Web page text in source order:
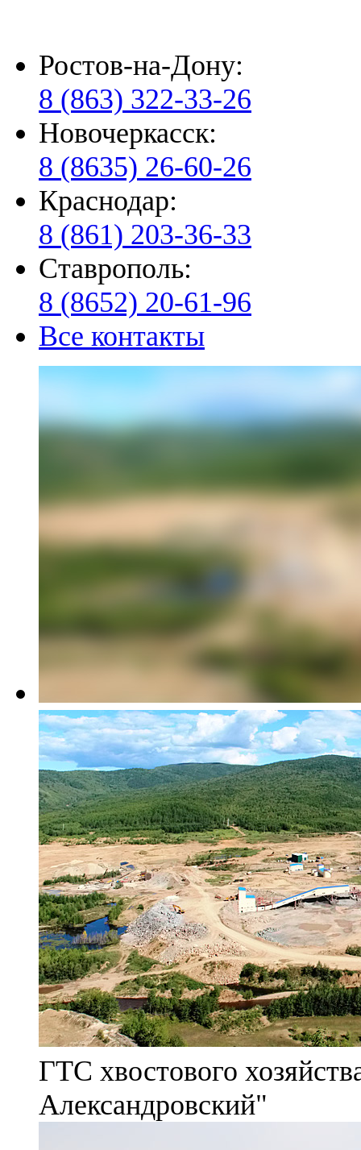
Ростов-на-Дону:
8 (863) 322-33-26
Новочеркасск:
8 (8635) 26-60-26
Краснодар:
8 (861) 203-36-33
Ставрополь:
8 (8652) 20-61-96
Все контакты
ГТС хвостового
Александровский"